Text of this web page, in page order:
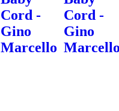
Cord -
Gino
Marcello
Cord -
Gino